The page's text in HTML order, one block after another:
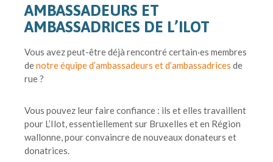
AMBASSADEURS ET
AMBASSADRICES DE L’ILOT
Vous avez peut-être déjà rencontré certain·es membres
denotre équipe d’ambassadeurs et d’ambassadrices de
rue ?
Vous pouvez leur faire confiance : ils et elles travaillent
pour L’Ilot, essentiellement sur Bruxelles et en Région
wallonne, pour convaincre de nouveaux donateurs et
donatrices.